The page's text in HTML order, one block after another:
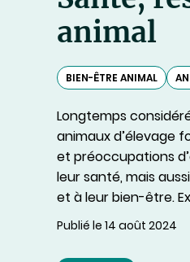
animal
BIEN-ÊTRE ANIMAL
Longtemps
animaux d’élevage
et préoccupations
leur santé, mais
et à leur bien-être.
Publié le 14 août 2024